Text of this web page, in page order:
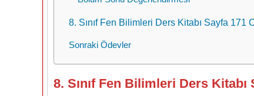
8. Sınıf Fen Bilimleri Ders Kitabı Sayfa 171
Sonraki Ödevler
8. Sınıf Fen Bilimleri Ders Kitabı